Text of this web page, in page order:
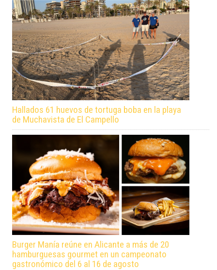
Hallados 61 huevos de tortuga boba en la playa
de Muchavista de El Campello
Burger Manía reúne en Alicante a más de 20
hamburguesas gourmet en un campeonato
gastronómico del 6 al 16 de agosto